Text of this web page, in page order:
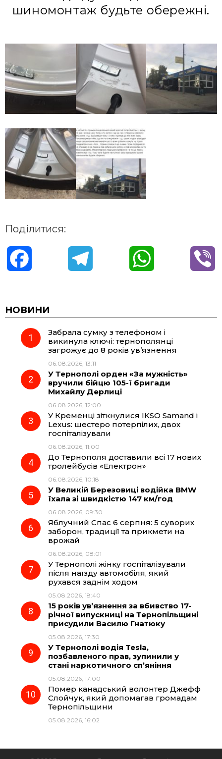
шиномонтаж будьте обережні.
Поділитися:
c
e
o
k
e
r
a
m
t
A
НОВИНИ
Забрала сумку з телефоном і
викинула ключі: тернополянці
загрожує до 8 років ув’язнення
06.08.2026, 13:11
У Тернополі орден «За мужність»
вручили бійцю 105-ї бригади
Михайлу Дерлиці
06.08.2026, 12:00
У Кременці зіткнулися IKSO Samand і
Lexus: шестеро потерпілих, двох
госпіталізували
06.08.2026, 11:00
До Тернополя доставили всі 17 нових
тролейбусів «Електрон»
06.08.2026, 10:18
У Великій Березовиці водійка BMW
їхала зі швидкістю 147 км/год
06.08.2026, 09:30
Яблучний Спас 6 серпня: 5 суворих
заборон, традиції та прикмети на
врожай
06.08.2026, 08:01
У Тернополі жінку госпіталізували
після наїзду автомобіля, який
рухався заднім ходом
05.08.2026, 18:40
15 років ув’язнення за вбивство 17-
річної випускниці на Тернопільщині
присудили Василю Гнатюку
05.08.2026, 17:30
У Тернополі водія Tesla,
позбавленого прав, зупинили у
стані наркотичного сп’яніння
05.08.2026, 17:00
Помер канадський волонтер Джефф
Слойчук, який допомагав громадам
Тернопільщини
05.08.2026, 16:02